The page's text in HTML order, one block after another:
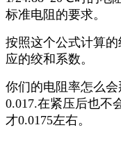
标准电阻的要求。
按照这个公式计算
应的绞和系数。
你们的电阻率怎么
0.017.在紧压后也不
才0.0175左右。